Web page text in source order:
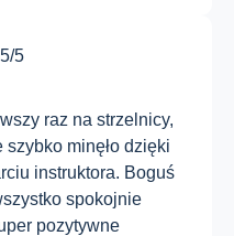
5/5
raz na strzelnicy,
szybko minęło dzięki
instruktora. Boguś
spokojnie
pozytywne